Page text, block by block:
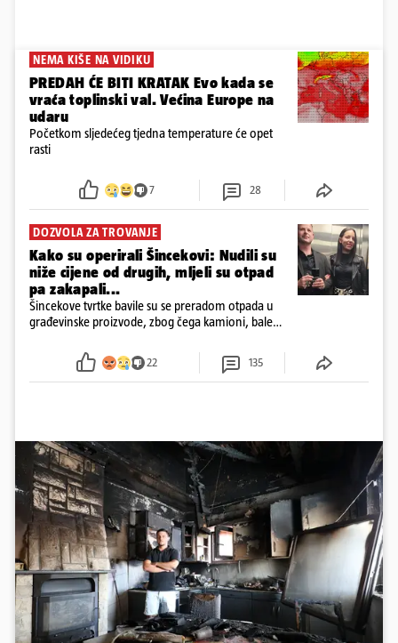
NEMA KIŠE NA VIDIKU
PREDAH ĆE BITI KRATAK Evo kada se
vraća toplinski val. Većina Europe na
udaru
Početkom sljedećeg tjedna temperature će opet
rasti
7 28
DOZVOLA ZA TROVANJE
Kako su operirali Šincekovi: Nudili su
niže cijene od drugih, mljeli su otpad
pa zakapali...
Šincekove tvrtke bavile su se preradom otpada u
građevinske proizvode, zbog čega kamioni, bale
22 135